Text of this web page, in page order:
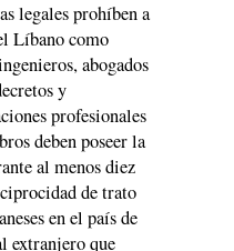
legales prohíben a
Líbano como
abogados
y
profesionales
deben poseer la
al menos diez
de trato
en el país de
extranjero que